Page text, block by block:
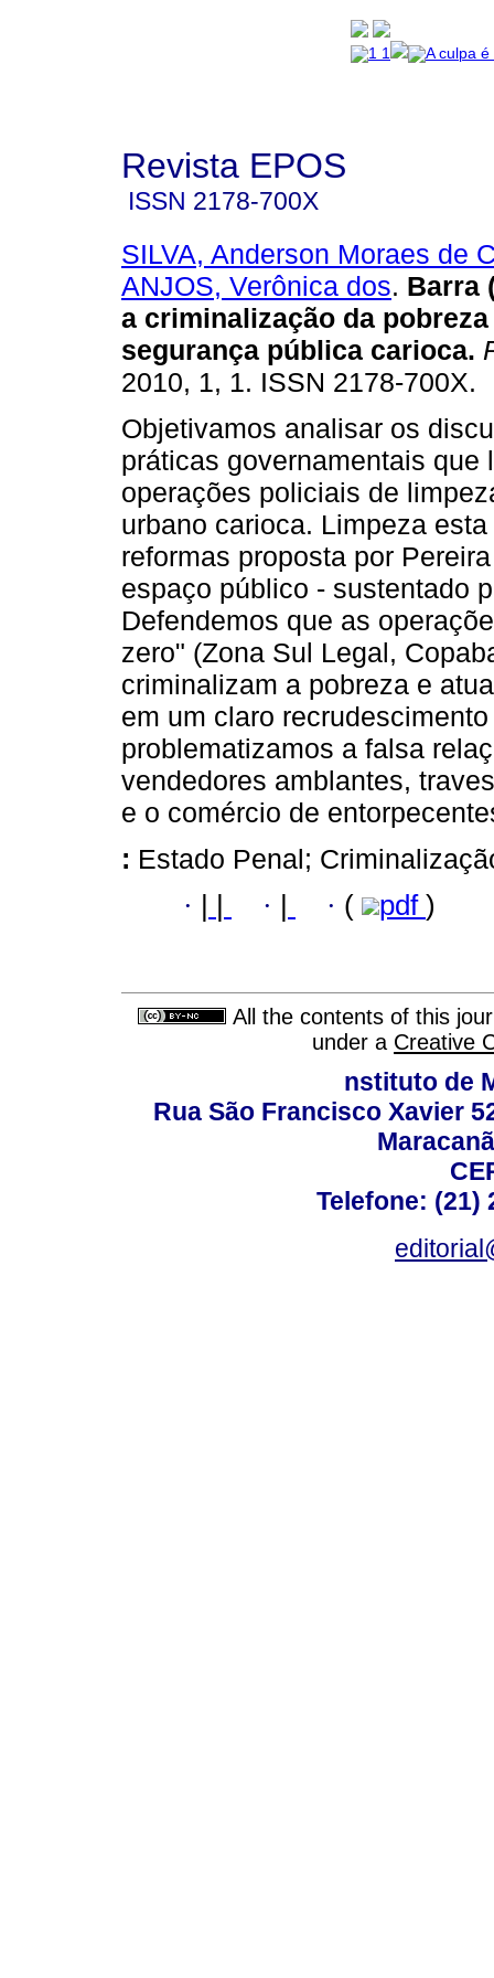
Revista EPOS
ISSN 2178-700X
SILVA, Anderson Moraes de
ANJOS, Verônica dos. Barra
a criminalização da
segurança pública carioca.
2010, 1, 1. ISSN 2178-700X.
Objetivamos analisar os
práticas governamentais que
operações policiais de
urbano carioca. Limpeza
reformas proposta por
espaço público - sustentado
Defendemos que as
zero" (Zona Sul Legal,
criminalizam a pobreza e
em um claro
problematizamos a falsa
vendedores amblantes,
e o comércio de
: Estado Penal;
· · · ( pdf )
All the contents of this
under a Creative
nstituto de
Rua São Francisco Xavier
Telefone: (21)